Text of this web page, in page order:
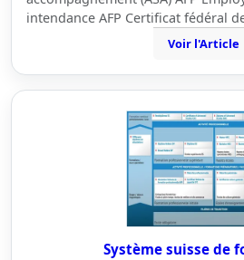
intendance AFP Certificat fédéral
Voir l'Article
Système suisse de